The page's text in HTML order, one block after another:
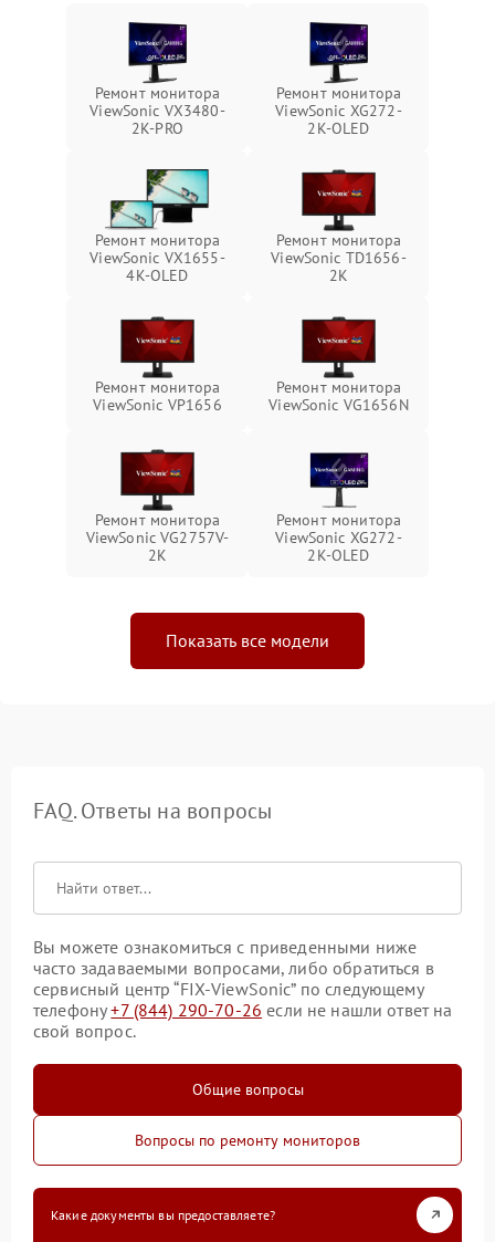
Ремонт монитора
ViewSonic VX3480-
2K-PRO
Ремонт монитора
ViewSonic XG272-
2K-OLED
Ремонт монитора
ViewSonic VX1655-
4K-OLED
Ремонт монитора
ViewSonic TD1656-
2K
Ремонт монитора
ViewSonic VP1656
Ремонт монитора
ViewSonic VG1656N
Ремонт монитора
ViewSonic VG2757V-
2K
Ремонт монитора
ViewSonic XG272-
2K-OLED
Показать все модели
FAQ. Ответы на вопросы
Вы можете ознакомиться с приведенными ниже
часто задаваемыми вопросами, либо обратиться в
сервисный центр “FIX-ViewSonic” по следующему
телефону+7 (844) 290-70-26 если не нашли ответ на
свой вопрос.
Общие вопросы
Вопросы по ремонту мониторов
Какие документы вы предоставляете?